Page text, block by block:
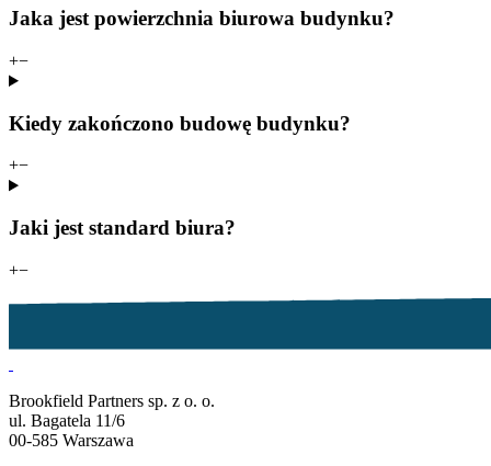
Jaka jest powierzchnia biurowa budynku?
+−
Kiedy zakończono budowę budynku?
+−
Jaki jest standard biura?
+−
Brookfield Partners sp. z o. o.
ul. Bagatela 11/6
00-585 Warszawa